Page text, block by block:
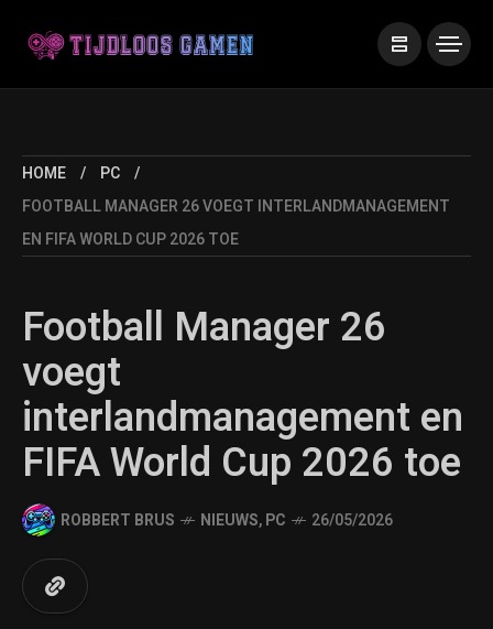
HOME
PC
FOOTBALL MANAGER 26 VOEGT INTERLANDMANAGEMENT
EN FIFA WORLD CUP 2026 TOE
Football Manager 26
voegt
interlandmanagement en
FIFA World Cup 2026 toe
ROBBERT BRUS NIEUWS,PC 26/05/2026